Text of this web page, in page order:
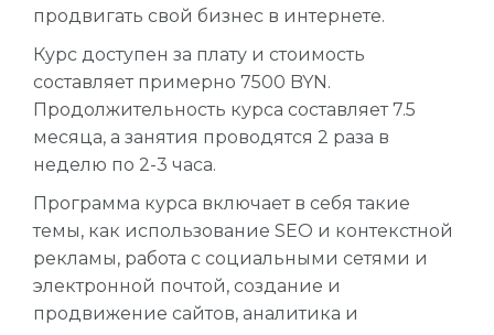
продвигать свой бизнес в интернете.
Курс доступен за плату и стоимость
составляет примерно 7500 BYN.
Продолжительность курса составляет 7.5
месяца, а занятия проводятся 2 раза в
неделю по 2-3 часа.
Программа курса включает в себя такие
темы, как использование SEO и контекстной
рекламы, работа с социальными сетями и
электронной почтой, создание и
продвижение сайтов, аналитика и